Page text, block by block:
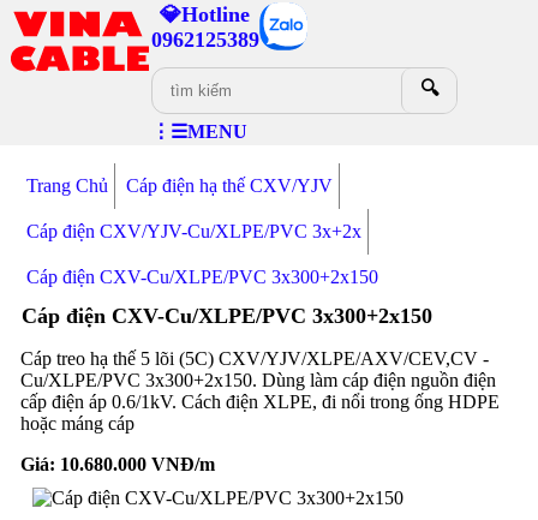
💎Hotline
0962125389
🔍
⋮☰MENU
Trang Chủ Cáp điện hạ thế CXV/YJV
Cáp điện CXV/YJV-Cu/XLPE/PVC 3x+2x
Cáp điện CXV-Cu/XLPE/PVC 3x300+2x150
Cáp điện CXV-Cu/XLPE/PVC 3x300+2x150
Cáp treo hạ thế 5 lõi (5C) CXV/YJV/XLPE/AXV/CEV,CV -
Cu/XLPE/PVC 3x300+2x150. Dùng làm cáp điện nguồn điện
cấp điện áp 0.6/1kV. Cách điện XLPE, đi nổi trong ống HDPE
hoặc máng cáp
Giá: 10.680.000VNĐ/m